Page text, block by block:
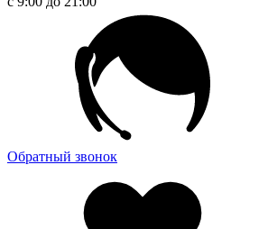
Обратный звонок